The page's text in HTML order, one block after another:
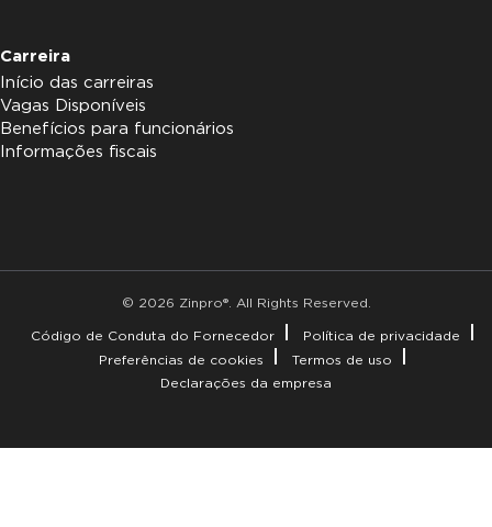
Carreira
Início das carreiras
Vagas Disponíveis
Benefícios para funcionários
Informações fiscais
© 2026 Zinpro®. All Rights Reserved.
Código de Conduta do Fornecedor
Política de privacidade
Preferências de cookies
Termos de uso
Declarações da empresa